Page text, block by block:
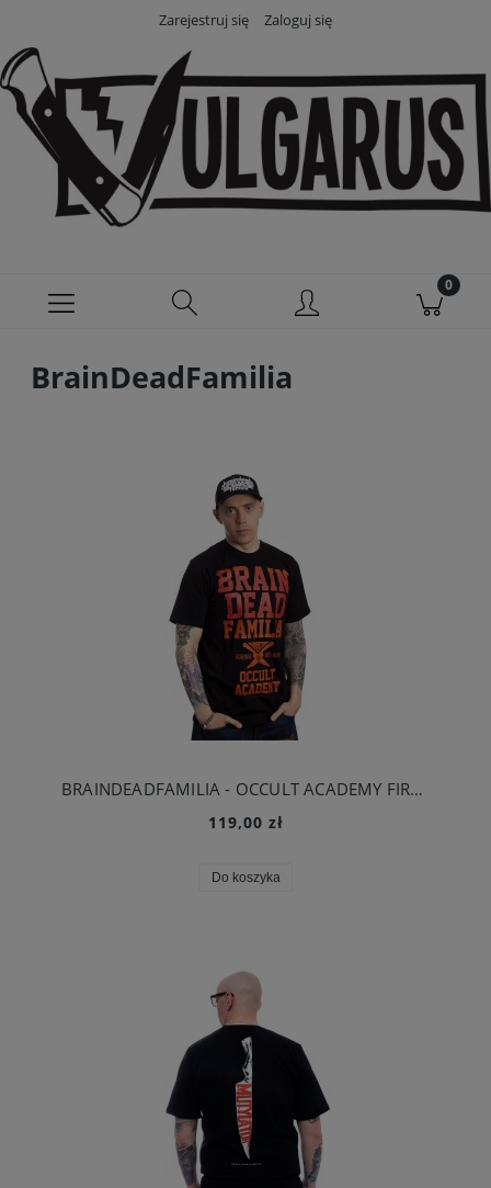
Zarejestruj się Zaloguj się
BrainDeadFamilia
BRAINDEADFAMILIA - OCCULT ACADEMY FIRE T-SHIRT CZARNY
119,00 zł
Do koszyka